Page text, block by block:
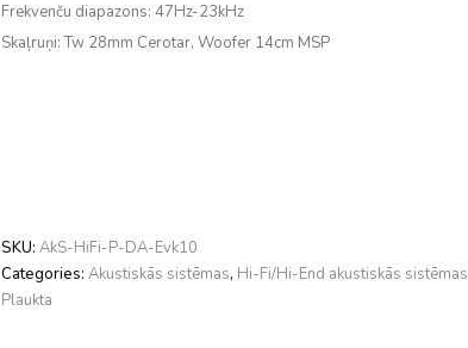
Frekvenču diapazons: 47Hz-23kHz
Skaļruņi:Tw 28mm Cerotar, Woofer 14cm MSP
SKU: AkS-HiFi-P-DA-Evk10
Categories: Akustiskās sistēmas, Hi-Fi/Hi-End akustiskās sistēmas
Plaukta